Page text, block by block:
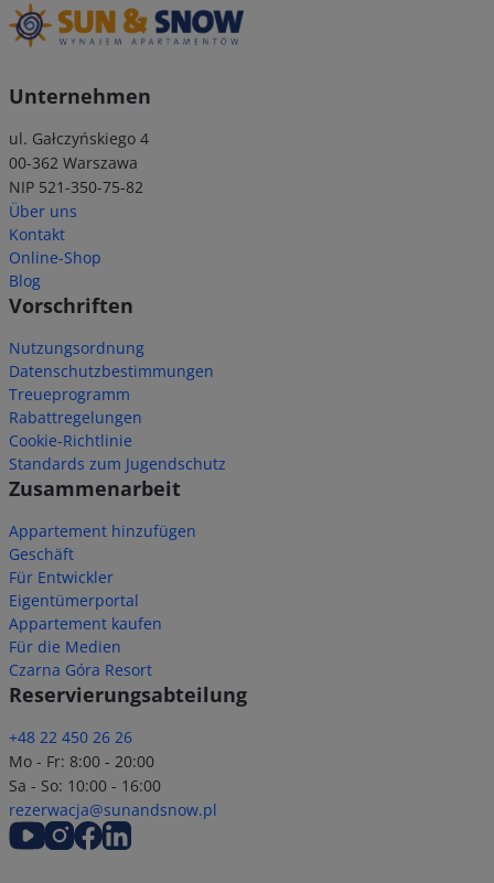
Unternehmen
ul. Gałczyńskiego 4
00-362 Warszawa
NIP 521-350-75-82
Über uns
Kontakt
Online-Shop
Blog
Vorschriften
Nutzungsordnung
Datenschutzbestimmungen
Treueprogramm
Rabattregelungen
Cookie-Richtlinie
Standards zum Jugendschutz
Zusammenarbeit
Appartement hinzufügen
Geschäft
Für Entwickler
Eigentümerportal
Appartement kaufen
Für die Medien
Czarna Góra Resort
Reservierungsabteilung
+48 22 450 26 26
Mo - Fr: 8:00 - 20:00
Sa - So: 10:00 - 16:00
rezerwacja@sunandsnow.pl